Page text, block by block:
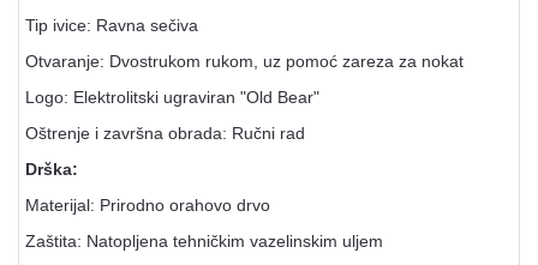
Tip ivice: Ravna sečiva
Otvaranje: Dvostrukom rukom, uz pomoć zareza za nokat
Logo: Elektrolitski ugraviran "Old Bear"
Oštrenje i završna obrada: Ručni rad
Drška:
Materijal: Prirodno orahovo drvo
Zaštita: Natopljena tehničkim vazelinskim uljem